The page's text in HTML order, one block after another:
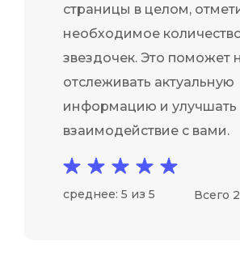
страницы в целом,
необходимое
звездочек. Это поможет
отслеживать актуальную
информацию и улучшать
взаимодействие с вами.
среднее: 5 из 5 Всего